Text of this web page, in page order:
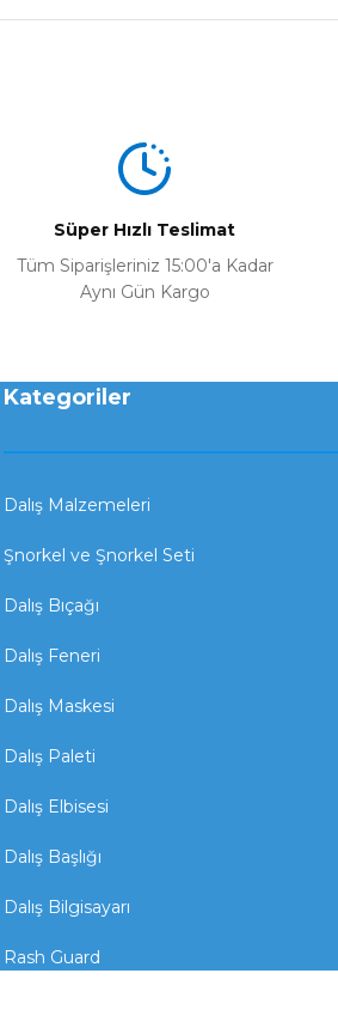
Süper Hızlı Teslimat
Tüm Siparişleriniz 15:00'a Kadar
Aynı Gün Kargo
Kategoriler
Dalış Malzemeleri
Şnorkel ve Şnorkel Seti
Dalış Bıçağı
Dalış Feneri
Dalış Maskesi
Dalış Paleti
Dalış Elbisesi
Dalış Başlığı
Dalış Bilgisayarı
Rash Guard